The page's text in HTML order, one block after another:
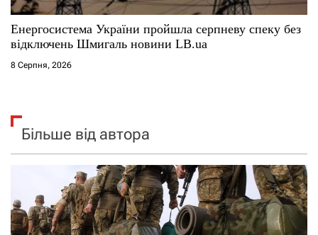
Енергосистема України пройшла серпневу спеку без
відключень Шмигаль новини LB.ua
8 Серпня, 2026
Більше від автора